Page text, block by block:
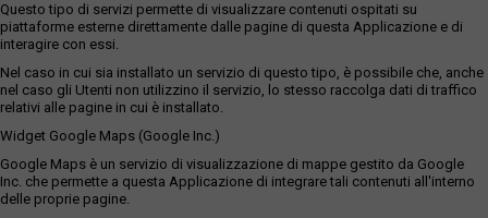
Questo tipo di servizi permette di visualizzare contenuti ospitati su
piattaforme esterne direttamente dalle pagine di questa Applicazione e di
interagire con essi.
Nel caso in cui sia installato un servizio di questo tipo, è possibile che, anche
nel caso gli Utenti non utilizzino il servizio, lo stesso raccolga dati di traffico
relativi alle pagine in cui è installato.
Widget Google Maps (Google Inc.)
Google Maps è un servizio di visualizzazione di mappe gestito da Google
Inc. che permette a questa Applicazione di integrare tali contenuti all'interno
delle proprie pagine.